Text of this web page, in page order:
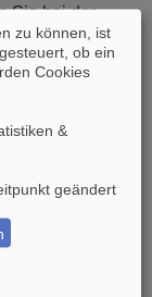
Sie bei der
in
zu können, ist
ob ein
Cookies
&
geändert